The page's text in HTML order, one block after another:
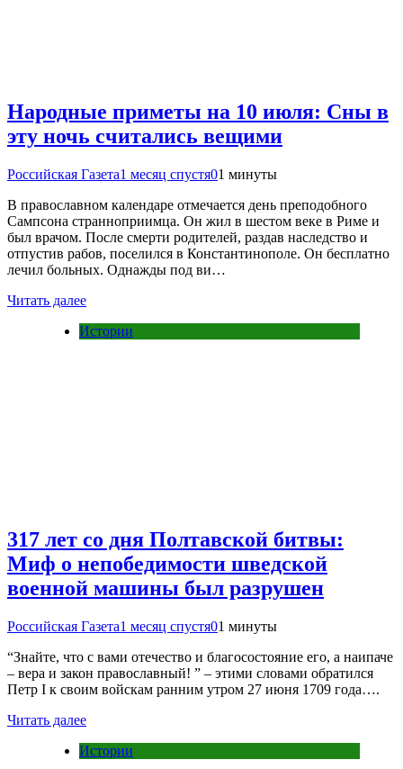
Народные приметы на 10 июля: Сны в
эту ночь считались вещими
Российская Газета1 месяц спустя01 минуты
В православном календаре отмечается день преподобного
Сампсона странноприимца. Он жил в шестом веке в Риме и
был врачом. После смерти родителей, раздав наследство и
отпустив рабов, поселился в Константинополе. Он бесплатно
лечил больных. Однажды под ви…
Читать далее
Истории
317 лет со дня Полтавской битвы:
Миф о непобедимости шведской
военной машины был разрушен
Российская Газета1 месяц спустя01 минуты
“Знайте, что с вами отечество и благосостояние его, а наипаче
– вера и закон православный! ” – этими словами обратился
Петр I к своим войскам ранним утром 27 июня 1709 года….
Читать далее
Истории